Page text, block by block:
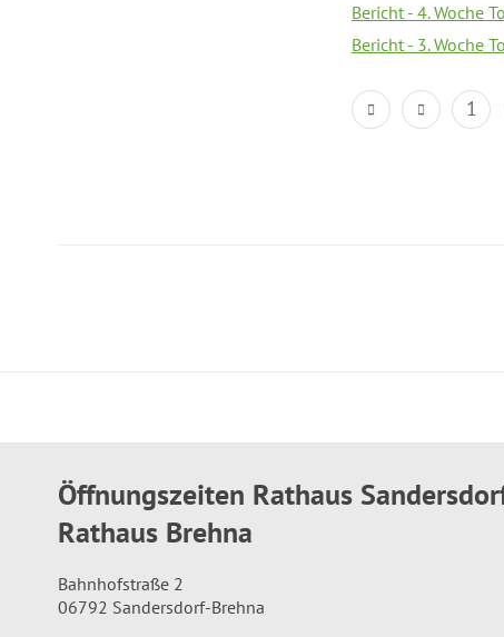
Bericht - 4. Woche
Bericht - 3. Woche
1
Öffnungszeiten Rathaus
Rathaus Brehna
Bahnhofstraße 2
06792 Sandersdorf-Brehna